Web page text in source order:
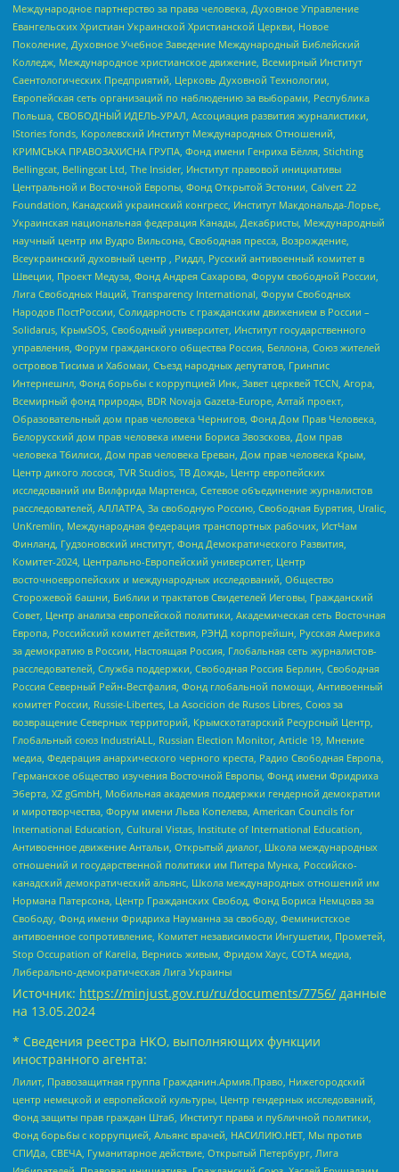
Международное партнерство за права человека, Духовное Управление
Евангельских Христиан Украинской Христианской Церкви, Новое
Поколение, Духовное Учебное Заведение Международный Библейский
Колледж, Международное христианское движение, Всемирный Институт
Саентологических Предприятий, Церковь Духовной Технологии,
Европейская сеть организаций по наблюдению за выборами, Республика
Польша, СВОБОДНЫЙ ИДЕЛЬ-УРАЛ, Ассоциация развития журналистики,
IStories fonds, Королевский Институт Международных Отношений,
КРИМСЬКА ПРАВОЗАХИСНА ГРУПА, Фонд имени Генриха Бёлля, Stichting
Bellingcat, Bellingcat Ltd, The Insider, Институт правовой инициативы
Центральной и Восточной Европы, Фонд Открытой Эстонии, Calvert 22
Foundation, Канадский украинский конгресс, Институт Макдональда-Лорье,
Украинская национальная федерация Канады, Декабристы, Международный
научный центр им Вудро Вильсона, Свободная пресса, Возрождение,
Всеукраинский духовный центр , Риддл, Русский антивоенный комитет в
Швеции, Проект Медуза, Фонд Андрея Сахарова, Форум свободной России,
Лига Свободных Наций, Transparеncy International, Форум Свободных
Народов ПостРоссии, Солидарность с гражданским движением в России –
Solidarus, КрымSOS, Свободный университет, Институт государственного
управления, Форум гражданского общества Россия, Беллона, Союз жителей
островов Тисима и Хабомаи, Съезд народных депутатов, Гринпис
Интернешнл, Фонд борьбы с коррупцией Инк, Завет церквей TCCN, Агора,
Всемирный фонд природы, BDR Novaja Gazeta-Europe, Алтай проект,
Образовательный дом прав человека Чернигов, Фонд Дом Прав Человека,
Белорусский дом прав человека имени Бориса Звозскова, Дом прав
человека Тбилиси, Дом прав человека Ереван, Дом прав человека Крым,
Центр дикого лосося, TVR Studios, ТВ Дождь, Центр европейских
исследований им Вилфрида Мартенса, Сетевое объединение журналистов
расследователей, АЛЛАТРА, За свободную Россию, Свободная Бурятия, Uralic,
UnKremlin, Международная федерация транспортных рабочих, ИстЧам
Финланд, Гудзоновский институт, Фонд Демократического Развития,
Комитет-2024, Центрально-Европейский университет, Центр
восточноевропейских и международных исследований, Общество
Сторожевой башни, Библии и трактатов Свидетелей Иеговы, Гражданский
Совет, Центр анализа европейской политики, Академическая сеть Восточная
Европа, Российский комитет действия, РЭНД корпорейшн, Русская Америка
за демократию в России, Настоящая Россия, Глобальная сеть журналистов-
расследователей, Служба поддержки, Свободная Россия Берлин, Свободная
Россия Северный Рейн-Вестфалия, Фонд глобальной помощи, Антивоенный
комитет России, Russie-Libertes, La Asocicion de Rusos Libres, Союз за
возвращение Северных территорий, Крымскотатарский Ресурсный Центр,
Глобальный союз IndustriALL, Russian Election Monitor, Article 19, Мнение
медиа, Федерация анархического черного креста, Радио Свободная Европа,
Германское общество изучения Восточной Европы, Фонд имени Фридриха
Эберта, XZ gGmbH, Мобильная академия поддержки гендерной демократии
и миротворчества, Форум имени Льва Копелева, American Councils for
International Education, Cultural Vistas, Institute of International Education,
Антивоенное движение Антальи, Открытый диалог, Школа международных
отношений и государственной политики им Питера Мунка, Российско-
канадский демократический альянс, Школа международных отношений им
Нормана Патерсона, Центр Гражданских Свобод, Фонд Бориса Немцова за
Свободу, Фонд имени Фридриха Науманна за свободу, Феминистское
антивоенное сопротивление, Комитет независимости Ингушетии, Прометей,
Stop Occupation of Karelia, Вернись живым, Фридом Хаус, СОТА медиа,
Либерально-демократическая Лига Украины
Источник: https://minjust.gov.ru/ru/documents/7756/ данные
на 13.05.2024
* Сведения реестра НКО, выполняющих функции
иностранного агента:
Лилит, Правозащитная группа Гражданин.Армия.Право, Нижегородский
центр немецкой и европейской культуры, Центр гендерных исследований,
Фонд защиты прав граждан Штаб, Институт права и публичной политики,
Фонд борьбы с коррупцией, Альянс врачей, НАСИЛИЮ.НЕТ, Мы против
СПИДа, СВЕЧА, Гуманитарное действие, Открытый Петербург, Лига